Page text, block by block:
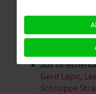
Lanzl,Heidrun
Schaub,Vera
Serge
aus
Gerd Lepic,
Schnuppe